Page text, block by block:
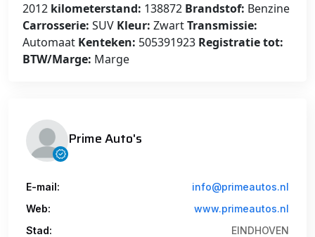
2012 kilometerstand: 138872 Brandstof: Benzine
Carrosserie: SUV Kleur: ZwartTransmissie:
Automaat Kenteken: 505391923 Registratie tot:
BTW/Marge: Marge
Prime Auto's
E-mail:
info@primeautos.nl
Web:
www.primeautos.nl
Stad:
EINDHOVEN